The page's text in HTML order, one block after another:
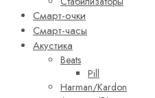
Смарт-очки
Смарт-часы
Акустика
Beats
Pill
Harman/Kardon